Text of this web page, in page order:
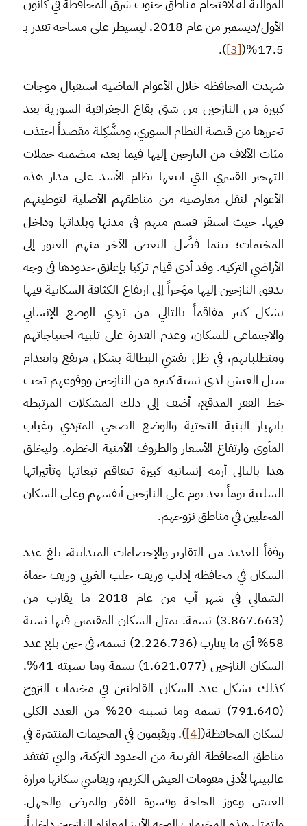
الموالية له لاقتحام مناطق جنوب شرق المحافظة في كانون
الأول/ديسمبر من عام 2018. ليسيطر على مساحة تقدر بـ
17.5%(
[3]
).
شهدت المحافظة خلال الأعوام الماضية استقبال موجات
كبيرة من النازحين من شتى بقاع الجغرافية السورية بعد
تحررها من قبضة النظام السوري، ومشَّكِلة مقصداً اجتذب
مئات الآلاف من النازحين إليها فيما بعد، متضمنة حملات
التهجير القسري التي اتبعها نظام الأسد على مدار هذه
الأعوام لنقل معارضيه من مناطقهم الأصلية لتوطينهم
فيها. حيث استقر قسم منهم في مدنها وبلداتها وداخل
المخيمات؛ بينما فضَّل البعض الآخر منهم العبور إلى
الأراضي التركية. وقد أدى قيام تركيا بإغلاق حدودها في وجه
تدفق النازحين إليها مؤخراً إلى ارتفاع الكثافة السكانية فيها
بشكل كبير مفاقماً بالتالي من تردي الوضع الإنساني
والاجتماعي للسكان، وعدم القدرة على تلبية احتياجاتهم
ومتطلباتهم، في ظل تفشي البطالة بشكل مرتفع وانعدام
سبل العيش لدى نسبة كبيرة من النازحين ووقوعهم تحت
خط الفقر المدقع، أضف إلى ذلك المشكلات المرتبطة
بانهيار البنية التحتية والوضع الصحي المتردي وغياب
المأوى وارتفاع الأسعار والظروف الأمنية الخطرة. وليخلق
هذا بالتالي أزمة إنسانية كبيرة تتفاقم تبعاتها وتأثيراتها
السلبية يوماً بعد يوم على النازحين أنفسهم وعلى السكان
المحليين في مناطق نزوحهم.
وفقاً للعديد من التقارير والإحصاءات الميدانية، بلغ عدد
السكان في محافظة إدلب وريف حلب الغربي وريف حماة
الشمالي في شهر آب من عام 2018 ما يقارب من
(3.867.663) نسمة. يمثل السكان المقيمين فيها نسبة
58% أي ما يقارب (2.226.736) نسمة، في حين بلغ عدد
السكان النازحين (1.621.077) نسمة وما نسبته 41%.
كذلك يشكل عدد السكان القاطنين في مخيمات النزوح
(791.640) نسمة وما نسبته 20% من العدد الكلي
لسكان المحافظة([4]
). ويقيمون في المخيمات المنتشرة في
مناطق المحافظة القريبة من الحدود التركية، والتي تفتقد
غالبيتها لأدنى مقومات العيش الكريم، ويقاسي سكانها مرارة
العيش وعوز الحاجة وقسوة الفقر والمرض والجهل.